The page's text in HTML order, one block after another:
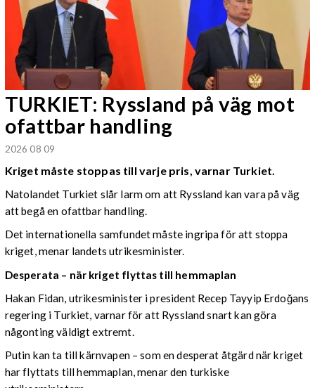
TURKIET: Ryssland på väg mot
ofattbar handling
2026 08 09
Kriget måste stoppas till varje pris, varnar Turkiet.
Natolandet Turkiet slår larm om att Ryssland kan vara på väg
att begå en ofattbar handling.
Det internationella samfundet måste ingripa för att stoppa
kriget, menar landets utrikesminister.
Desperata – när kriget flyttas till hemmaplan
Hakan Fidan, utrikesminister i president Recep Tayyip Erdoğans
regering i Turkiet, varnar för att Ryssland snart kan göra
någonting väldigt extremt.
Putin kan ta till kärnvapen – som en desperat åtgärd när kriget
har flyttats till hemmaplan, menar den turkiske